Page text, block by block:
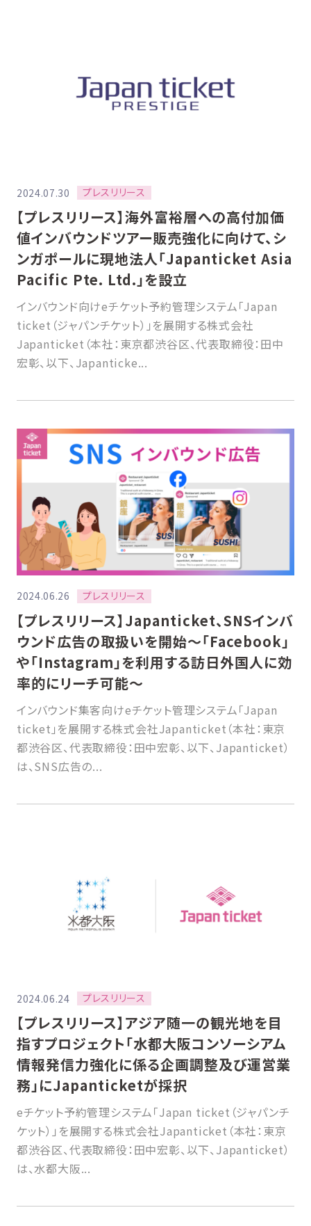
2024.07.30 プレスリリース
【プレスリリース】海外富裕層への高付加価
値インバウンドツアー販売強化に向けて、シ
ンガポールに現地法人「Japanticket Asia
Pacific Pte. Ltd.」を設立
インバウンド向けeチケット予約管理システム「Japan
ticket（ジャパンチケット）」を展開する株式会社
Japanticket（本社：東京都渋谷区、代表取締役：田中
宏彰、以下、Japanticke...
2024.06.26 プレスリリース
【プレスリリース】Japanticket、SNSインバ
ウンド広告の取扱いを開始〜「Facebook」
や「Instagram」を利用する訪日外国人に効
率的にリーチ可能〜
インバウンド集客向けeチケット管理システム「Japan
ticket」を展開する株式会社Japanticket（本社：東京
都渋谷区、代表取締役：田中宏彰、以下、Japanticket）
は、SNS広告の...
2024.06.24 プレスリリース
【プレスリリース】アジア随一の観光地を目
指すプロジェクト「水都大阪コンソーシアム
情報発信力強化に係る企画調整及び運営業
務」にJapanticketが採択
eチケット予約管理システム「Japan ticket（ジャパンチ
ケット）」を展開する株式会社Japanticket（本社：東京
都渋谷区、代表取締役：田中宏彰、以下、Japanticket）
は、水都大阪...